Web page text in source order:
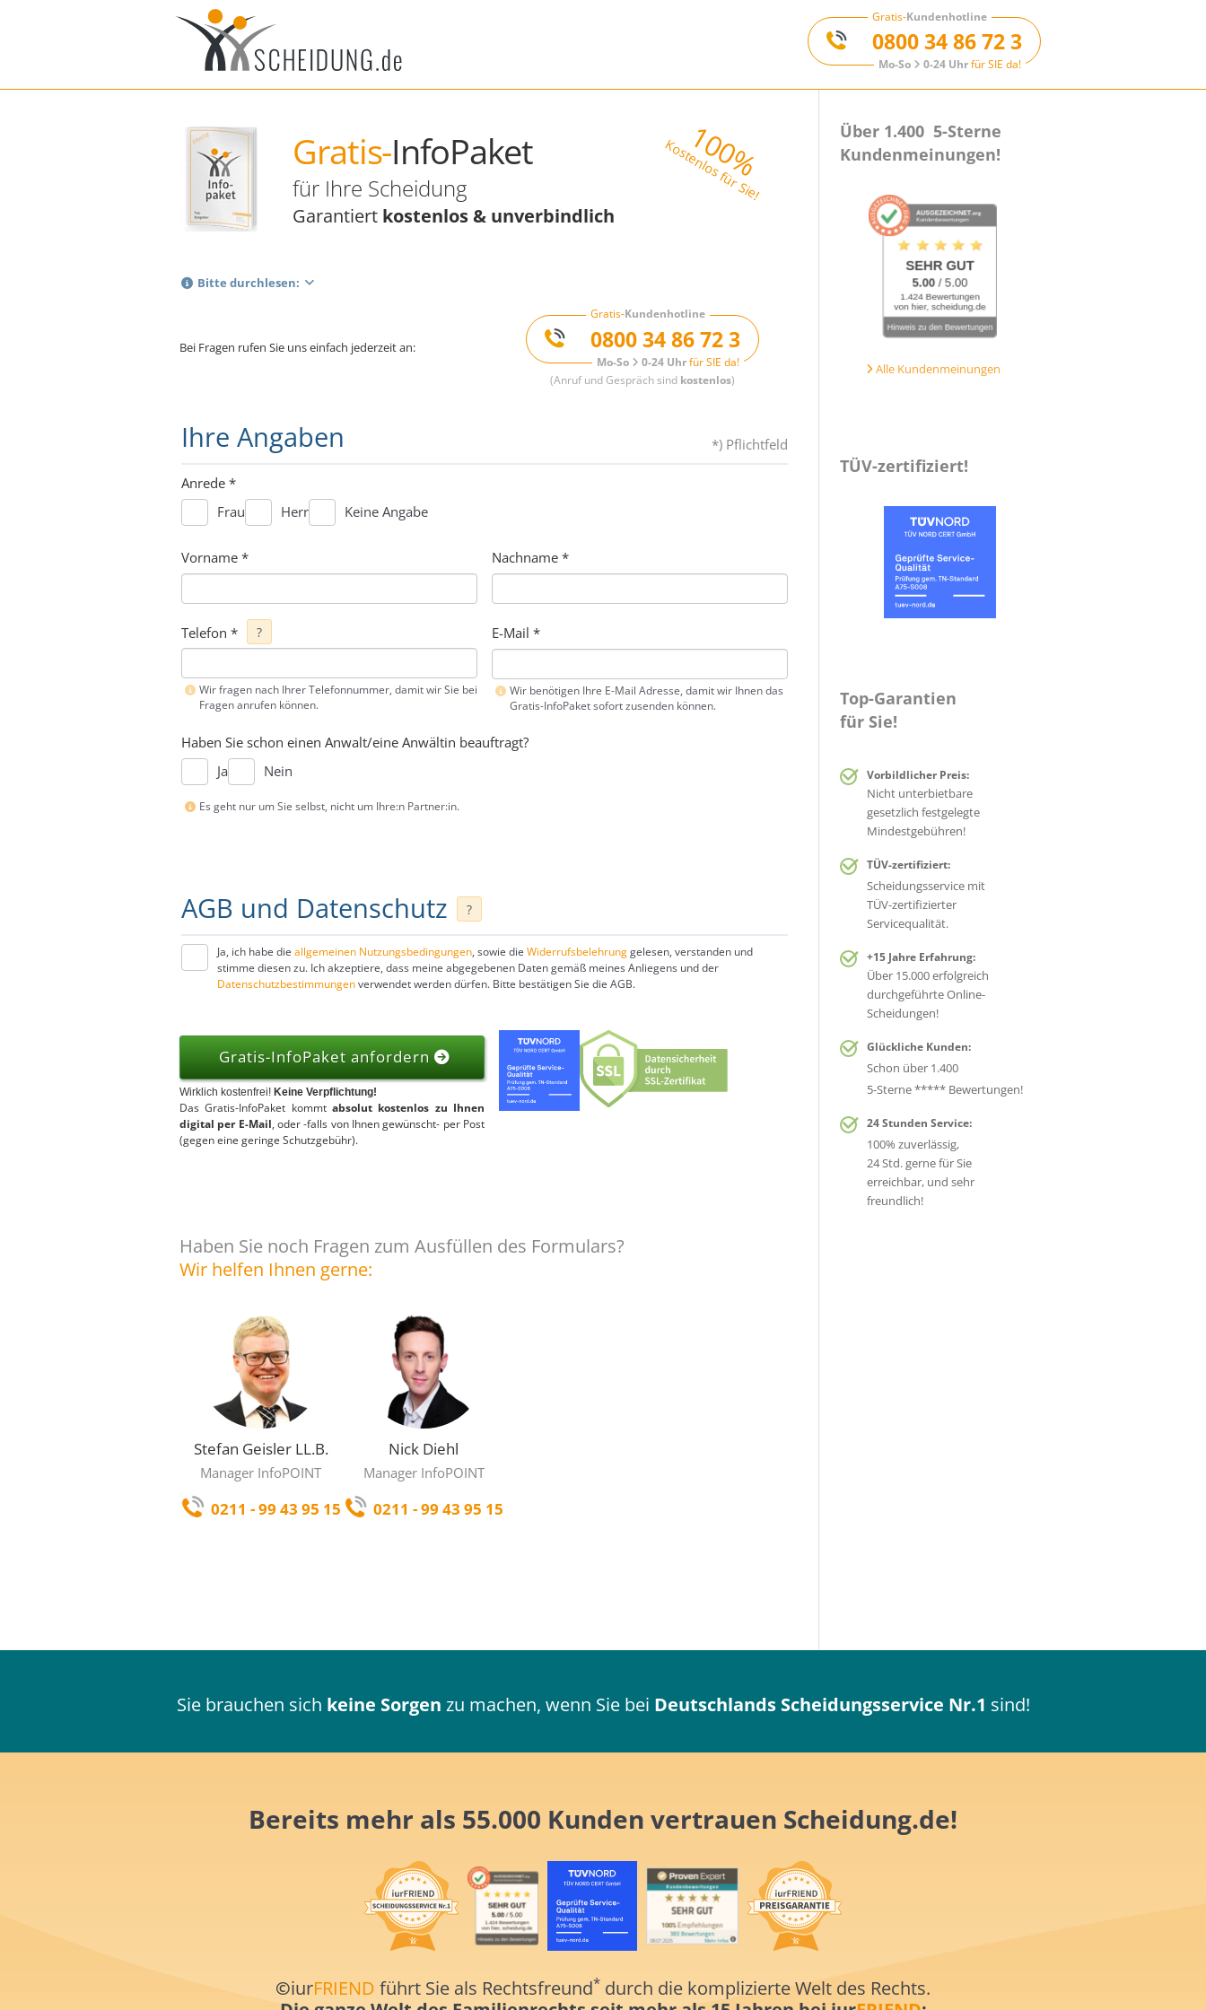
Gratis-Kundenhotline
0800 34 86 72 3
Mo-So 0-24 Uhrfür SIE da!
100%
Kostenlos für Sie!
Gratis-InfoPaket
für Ihre Scheidung
Garantiert kostenlos & unverbindlich
Bitte durchlesen:
Bei Fragen rufen Sie uns einfach jederzeit an:
Gratis-Kundenhotline
0800 34 86 72 3
Mo-So 0-24 Uhrfür SIE da!
(Anruf und Gespräch sind kostenlos)
Ihre Angaben *) Pflichtfeld
Anrede *
Frau
Herr Keine Angabe
Vorname * Nachname *
Telefon * ?
Wir fragen nach Ihrer Telefonnummer, damit wir Sie bei
Fragen anrufen können.
E-Mail *
Wir benötigen Ihre E-Mail Adresse, damit wir Ihnen das
Gratis-InfoPaket sofort zusenden können.
Haben Sie schon einen Anwalt/eine Anwältin beauftragt?
Ja
Nein
Es geht nur um Sie selbst, nicht um Ihre:n Partner:in.
AGB und Datenschutz ?
Ja, ich habe die allgemeinen Nutzungsbedingungen, sowie die Widerrufsbelehrunggelesen, verstanden und
stimme diesen zu. Ich akzeptiere, dass meine abgegebenen Daten gemäß meines Anliegens und der
Datenschutzbestimmungenverwendet werden dürfen. Bitte bestätigen Sie die AGB.
Gratis-InfoPaket anfordern
Wirklich kostenfrei! Keine Verpflichtung!
Das Gratis-InfoPaket kommt absolut kostenlos zu Ihnen
digital per E-Mail, oder -falls von Ihnen gewünscht- per Post
(gegen eine geringe Schutzgebühr).
Haben Sie noch Fragen zum Ausfüllen des Formulars?
Wir helfen Ihnen gerne:
Stefan Geisler LL.B.
Manager InfoPOINT
0211 - 99 43 95 15
Nick Diehl
Manager InfoPOINT
0211 - 99 43 95 15
Über 1.400 5-Sterne
Kundenmeinungen!
Alle Kundenmeinungen
TÜV-zertifiziert!
Top-Garantien
für Sie!
Vorbildlicher Preis:
Nicht unterbietbare
gesetzlich festgelegte
Mindestgebühren!
TÜV-zertifiziert:
Scheidungsservice mit
TÜV-zertifizierter
Servicequalität.
+15 Jahre Erfahrung:
Über 15.000 erfolgreich
durchgeführte Online-
Scheidungen!
Glückliche Kunden:
Schon über 1.400
5-Sterne ***** Bewertungen!
24 Stunden Service:
100% zuverlässig,
24 Std. gerne für Sie
erreichbar, und sehr
freundlich!
Sie brauchen sich keine Sorgen zu machen, wenn Sie bei Deutschlands Scheidungsservice Nr.1 sind!
Bereits mehr als 55.000 Kunden vertrauen Scheidung.de!
©iurFRIEND führt Sie als Rechtsfreund* durch die komplizierte Welt des Rechts.